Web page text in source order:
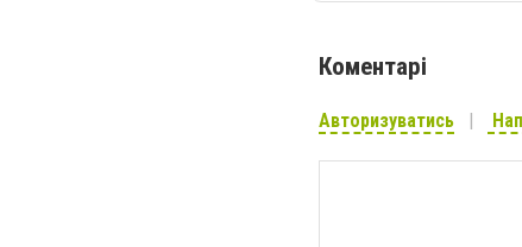
Коментарі
Авторизуватись